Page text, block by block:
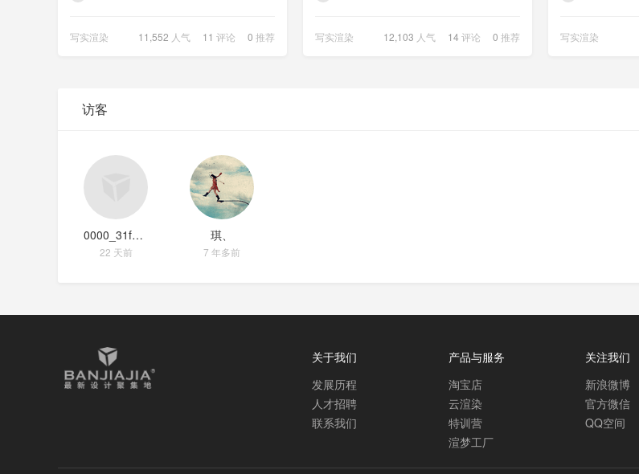
写实渲染 11,552 人气 11 评论 0 推荐 写实渲染 12,103 人气 14 评论 0 推荐 写实渲染
访客
0000_31fd7642
22 天前
琪、
7 年多前
关于我们
发展历程
人才招聘
联系我们
产品与服务
淘宝店
云渲染
特训营
渲梦工厂
关注我们
新浪微博
官方微信
QQ空间